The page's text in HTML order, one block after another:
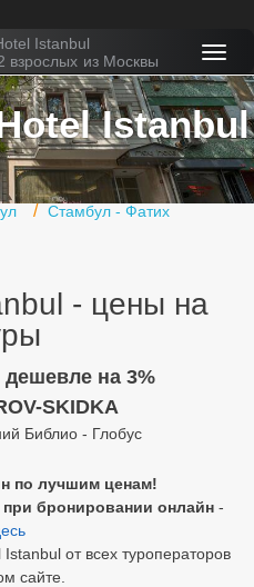
Istanbul
взрослых из Москвы
Istanbul
Стамбул - Фатих
- цены на
на 3%
SKIDKA
Библио - Глобус
по лучшим ценам!
бронировании онлайн -
от всех туроператоров
сайте.